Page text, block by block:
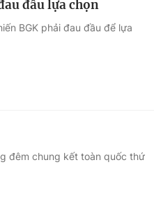
đầu lựa chọn
BGK phải đau đầu để lựa
đêm chung kết toàn quốc thứ